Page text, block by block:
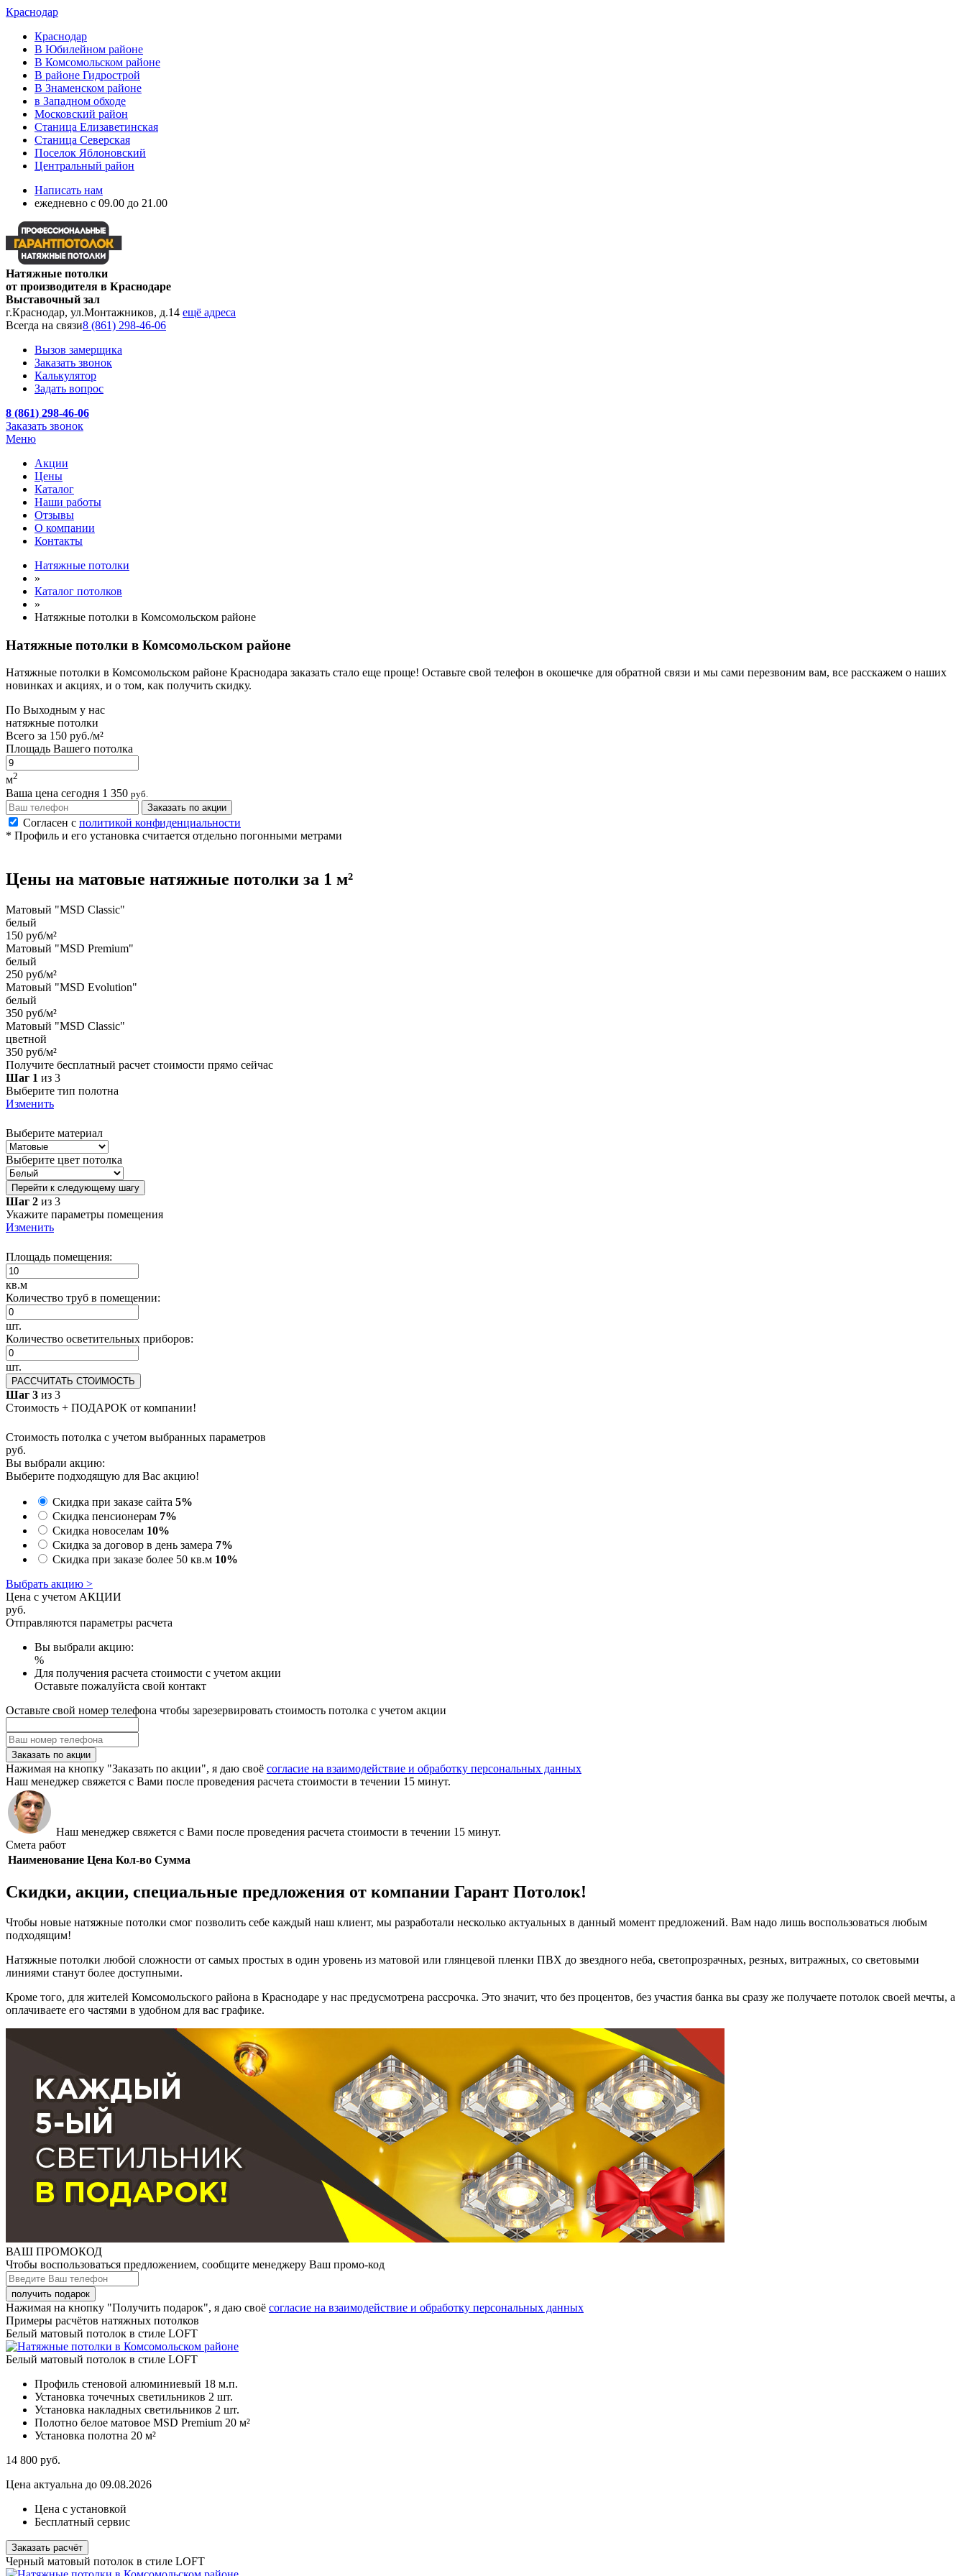
Краснодар
Краснодар
В Юбилейном районе
В Комсомольском районе
В районе Гидрострой
В Знаменском районе
в Западном обходе
Московский район
Станица Елизаветинская
Станица Северская
Поселок Яблоновский
Центральный район
Написать нам
ежедневно с 09.00 до 21.00
Натяжные потолки
от производителя в Краснодаре
Выставочный зал
г.Краснодар, ул.Монтажников, д.14 ещё адреса
Всегда на связи8 (861) 298-46-06
Вызов замерщика
Заказать звонок
Калькулятор
Задать вопрос
8 (861) 298-46-06
Заказать звонок
Меню
Акции
Цены
Каталог
Наши работы
Отзывы
О компании
Контакты
Натяжные потолки
»
Каталог потолков
»
Натяжные потолки в Комсомольском районе
Натяжные потолки в Комсомольском районе
Натяжные потолки в Комсомольском районе Краснодара заказать стало еще проще! Оставьте свой телефон в окошечке для обратной связи и мы сами перезвоним вам, все расскажем о наших
новинках и акциях, и о том, как получить скидку.
По Выходным у нас
натяжные потолки
Всего за 150 руб./м²
Площадь Вашего потолка
м2
Ваша цена сегодня 1 350 руб.
Заказать по акции
Согласен с политикой конфиденциальности
* Профиль и его установка считается отдельно погонными метрами
Цены на матовые натяжные потолки за 1 м²
Матовый "MSD Classic"
белый
150 руб/м²
Матовый "MSD Premium"
белый
250 руб/м²
Матовый "MSD Evolution"
белый
350 руб/м²
Матовый "MSD Classic"
цветной
350 руб/м²
Получите бесплатный расчет стоимости прямо сейчас
Шаг 1 из 3
Выберите тип полотна
Изменить
Выберите материал
Выберите цвет потолка
Перейти к следующему шагу
Шаг 2 из 3
Укажите параметры помещения
Изменить
Площадь помещения:
кв.м
Количество труб в помещении:
шт.
Количество осветительных приборов:
шт.
РАССЧИТАТЬ СТОИМОСТЬ
Шаг 3 из 3
Стоимость + ПОДАРОК от компании!
Стоимость потолка с учетом выбранных параметров
руб.
Вы выбрали акцию:
Выберите подходящую для Вас акцию!
Скидка при заказе сайта 5%
Скидка пенсионерам 7%
Скидка новоселам 10%
Скидка за договор в день замера 7%
Скидка при заказе более 50 кв.м 10%
Выбрать акцию >
Цена с учетом АКЦИИ
руб.
Отправляются параметры расчета
Вы выбрали акцию:
%
Для получения расчета стоимости с учетом акции
Оставьте пожалуйста свой контакт
Оставьте свой номер телефона чтобы зарезервировать стоимость потолка с учетом акции
Заказать по акции
Нажимая на кнопку "Заказать по акции", я даю своё согласие на взаимодействие и обработку персональных данных
Наш менеджер свяжется с Вами после проведения расчета стоимости в течении 15 минут.
Наш менеджер свяжется с Вами после проведения расчета стоимости в течении 15 минут.
Смета работ
Наименование Цена Кол-во Сумма
Скидки, акции, специальные предложения от компании Гарант Потолок!
Чтобы новые натяжные потолки смог позволить себе каждый наш клиент, мы разработали несколько актуальных в данный момент предложений. Вам надо лишь воспользоваться любым
подходящим!
Натяжные потолки любой сложности от самых простых в один уровень из матовой или глянцевой пленки ПВХ до звездного неба, светопрозрачных, резных, витражных, со световыми
линиями станут более доступными.
Кроме того, для жителей Комсомольского района в Краснодаре у нас предусмотрена рассрочка. Это значит, что без процентов, без участия банка вы сразу же получаете потолок своей мечты, а
оплачиваете его частями в удобном для вас графике.
ВАШ ПРОМОКОД
Чтобы воспользоваться предложением, сообщите менеджеру Ваш промо-код
Нажимая на кнопку "Получить подарок", я даю своё согласие на взаимодействие и обработку персональных данных
Примеры расчётов натяжных потолков
Белый матовый потолок в стиле LOFT
Белый матовый потолок в стиле LOFT
Профиль стеновой алюминиевый 18 м.п.
Установка точечных светильников 2 шт.
Установка накладных светильников 2 шт.
Полотно белое матовое MSD Premium 20 м²
Установка полотна 20 м²
14 800 руб.
Цена актуальна до 09.08.2026
Цена с установкой
Бесплатный сервис
Заказать расчёт
Черный матовый потолок в стиле LOFT